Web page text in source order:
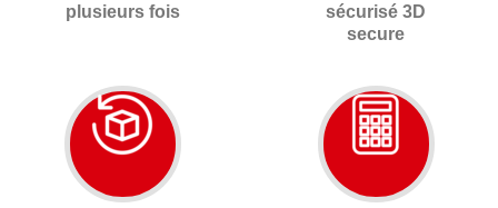
plusieurs fois
sécurisé 3D
secure